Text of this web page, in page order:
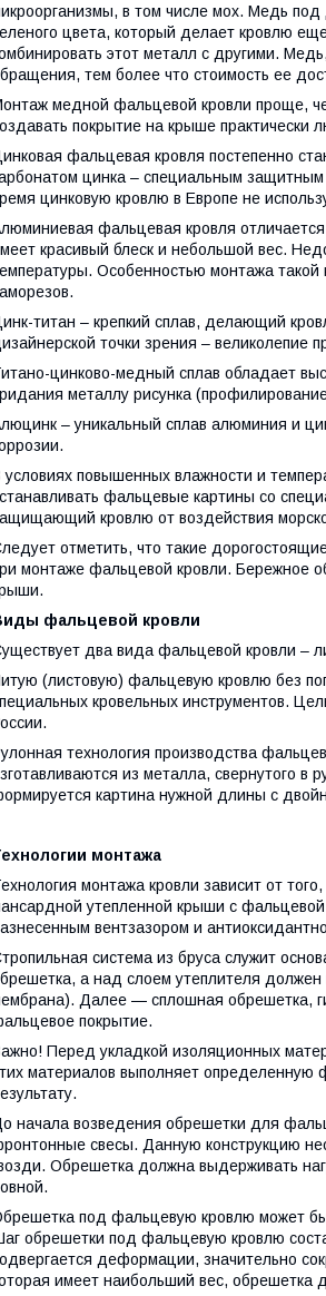
в том числе мох. Медь
цвета, который делает кровлю
этот металл с другими.
тем более что стоимость ее
медной фальцевой кровли проще,
покрытие на крыше практически
фальцевая кровля постепенно
цинка – специальным
цинковую кровлю в Европе не
фальцевая кровля
красивый блеск и небольшой вес.
Особенностью монтажа
титан – крепкий сплав, делающий
точки зрения – великолепие
цинково-медный сплав обладает
металлу рисунка
– уникальный сплав алюминия и
условиях повышенных влажности и
фальцевые картины со
кровлю от воздействия
отметить, что такие
монтаже фальцевой кровли. Бережное
фальцевой кровли
два вида фальцевой кровли –
(листовую) фальцевую кровлю без
кровельных инструментов.
технология производства
из металла, свернутого
картина нужной длины с
монтажа
монтажа кровли зависит от
утепленной крыши с
вентзазором и
система из бруса служит
а над слоем утеплителя
Далее — сплошная обрешетка,
покрытие.
Перед укладкой изоляционных
материалов выполняет определенную
начала возведения обрешетки для
свесы. Данную конструкцию
Обрешетка должна выдерживать
под фальцевую кровлю может
обрешетки под фальцевую кровлю
деформации, значительно
имеет наибольший вес, обрешетка